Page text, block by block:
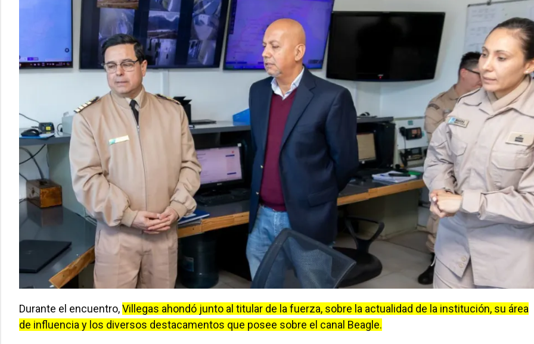
Durante el encuentro,Villegas ahondó junto al titular de la fuerza, sobre la actualidad de la institución, su área
de influencia y los diversos destacamentos que posee sobre el canal Beagle.